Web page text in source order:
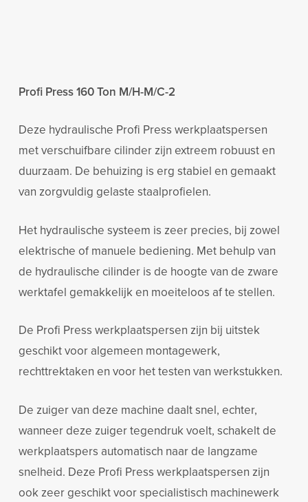
Profi Press 160 Ton M/H-M/C-2
Deze hydraulische Profi Press werkplaatspersen
met verschuifbare cilinder zijn extreem robuust en
duurzaam. De behuizing is erg stabiel en gemaakt
van zorgvuldig gelaste staalprofielen.
Het hydraulische systeem is zeer precies, bij zowel
elektrische of manuele bediening. Met behulp van
de hydraulische cilinder is de hoogte van de zware
werktafel gemakkelijk en moeiteloos af te stellen.
De Profi Press werkplaatspersen zijn bij uitstek
geschikt voor algemeen montagewerk,
rechttrektaken en voor het testen van werkstukken.
De zuiger van deze machine daalt snel, echter,
wanneer deze zuiger tegendruk voelt, schakelt de
werkplaatspers automatisch naar de langzame
snelheid. Deze Profi Press werkplaatspersen zijn
ook zeer geschikt voor specialistisch machinewerk